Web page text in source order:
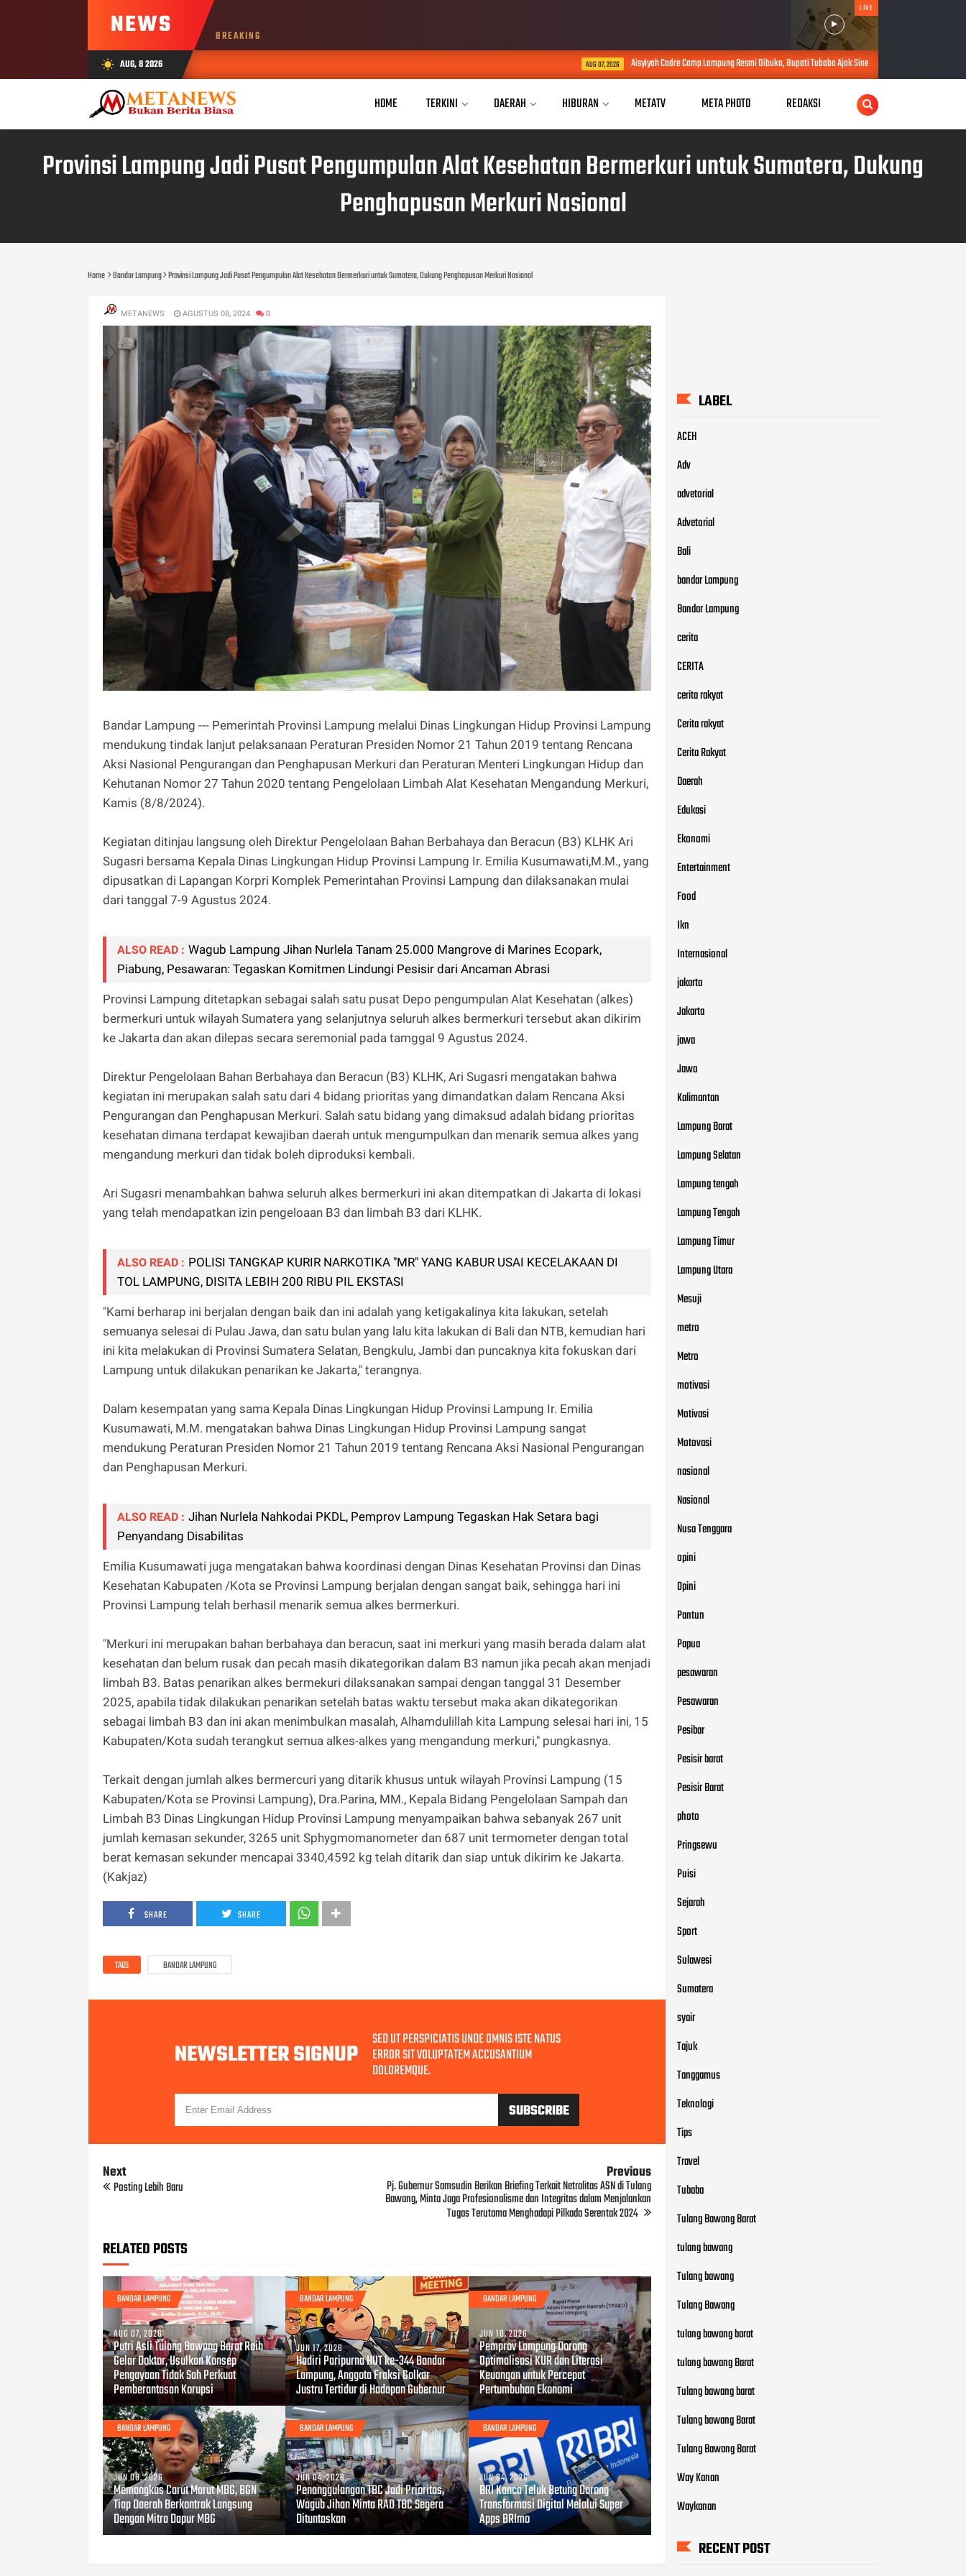
NEWS BREAKING
LIVE
wb_sunny AUG, 8 2026 Aisyiyah Cadre Camp Lampung Resmi Dibuka, Bupati Tubaba Ajak Sinergi Perkuat Pembangunan
HOME TERKINI DAERAH HIBURAN METATV META PHOTO REDAKSI
Provinsi Lampung Jadi Pusat Pengumpulan Alat Kesehatan Bermerkuri untuk Sumatera, Dukung
Penghapusan Merkuri Nasional
Home Bandar Lampung Provinsi Lampung Jadi Pusat Pengumpulan Alat Kesehatan Bermerkuri untuk Sumatera, Dukung Penghapusan Merkuri Nasional
METANEWS AGUSTUS 08, 2024 0
Bandar Lampung --- Pemerintah Provinsi Lampung melalui Dinas Lingkungan Hidup Provinsi Lampung
mendukung tindak lanjut pelaksanaan Peraturan Presiden Nomor 21 Tahun 2019 tentang Rencana
Aksi Nasional Pengurangan dan Penghapusan Merkuri dan Peraturan Menteri Lingkungan Hidup dan
Kehutanan Nomor 27 Tahun 2020 tentang Pengelolaan Limbah Alat Kesehatan Mengandung Merkuri,
Kamis (8/8/2024).
Kegiatan ditinjau langsung oleh Direktur Pengelolaan Bahan Berbahaya dan Beracun (B3) KLHK Ari
Sugasri bersama Kepala Dinas Lingkungan Hidup Provinsi Lampung Ir. Emilia Kusumawati,M.M., yang
dipusatkan di Lapangan Korpri Komplek Pemerintahan Provinsi Lampung dan dilaksanakan mulai
dari tanggal 7-9 Agustus 2024.
ALSO READ : Wagub Lampung Jihan Nurlela Tanam 25.000 Mangrove di Marines Ecopark,
Piabung, Pesawaran: Tegaskan Komitmen Lindungi Pesisir dari Ancaman Abrasi
Provinsi Lampung ditetapkan sebagai salah satu pusat Depo pengumpulan Alat Kesehatan (alkes)
bermerkuri untuk wilayah Sumatera yang selanjutnya seluruh alkes bermerkuri tersebut akan dikirim
ke Jakarta dan akan dilepas secara seremonial pada tamggal 9 Agustus 2024.
Direktur Pengelolaan Bahan Berbahaya dan Beracun (B3) KLHK, Ari Sugasri mengatakan bahwa
kegiatan ini merupakan salah satu dari 4 bidang prioritas yang dimandatkan dalam Rencana Aksi
Pengurangan dan Penghapusan Merkuri. Salah satu bidang yang dimaksud adalah bidang prioritas
kesehatan dimana terdapat kewajiban daerah untuk mengumpulkan dan menarik semua alkes yang
mengandung merkuri dan tidak boleh diproduksi kembali.
Ari Sugasri menambahkan bahwa seluruh alkes bermerkuri ini akan ditempatkan di Jakarta di lokasi
yang telah mendapatkan izin pengeloaan B3 dan limbah B3 dari KLHK.
ALSO READ : POLISI TANGKAP KURIR NARKOTIKA "MR" YANG KABUR USAI KECELAKAAN DI
TOL LAMPUNG, DISITA LEBIH 200 RIBU PIL EKSTASI
"Kami berharap ini berjalan dengan baik dan ini adalah yang ketigakalinya kita lakukan, setelah
semuanya selesai di Pulau Jawa, dan satu bulan yang lalu kita lakukan di Bali dan NTB, kemudian hari
ini kita melakukan di Provinsi Sumatera Selatan, Bengkulu, Jambi dan puncaknya kita fokuskan dari
Lampung untuk dilakukan penarikan ke Jakarta," terangnya.
Dalam kesempatan yang sama Kepala Dinas Lingkungan Hidup Provinsi Lampung Ir. Emilia
Kusumawati, M.M. mengatakan bahwa Dinas Lingkungan Hidup Provinsi Lampung sangat
mendukung Peraturan Presiden Nomor 21 Tahun 2019 tentang Rencana Aksi Nasional Pengurangan
dan Penghapusan Merkuri.
ALSO READ : Jihan Nurlela Nahkodai PKDL, Pemprov Lampung Tegaskan Hak Setara bagi
Penyandang Disabilitas
Emilia Kusumawati juga mengatakan bahwa koordinasi dengan Dinas Kesehatan Provinsi dan Dinas
Kesehatan Kabupaten /Kota se Provinsi Lampung berjalan dengan sangat baik, sehingga hari ini
Provinsi Lampung telah berhasil menarik semua alkes bermerkuri.
"Merkuri ini merupakan bahan berbahaya dan beracun, saat ini merkuri yang masih berada dalam alat
kesehatan dan belum rusak dan pecah masih dikategorikan dalam B3 namun jika pecah akan menjadi
limbah B3. Batas penarikan alkes bermekuri dilaksanakan sampai dengan tanggal 31 Desember
2025, apabila tidak dilakukan penarikan setelah batas waktu tersebut maka akan dikategorikan
sebagai limbah B3 dan ini akan menimbulkan masalah, Alhamdulillah kita Lampung selesai hari ini, 15
Kabupaten/Kota sudah terangkut semua alkes-alkes yang mengandung merkuri," pungkasnya.
Terkait dengan jumlah alkes bermercuri yang ditarik khusus untuk wilayah Provinsi Lampung (15
Kabupaten/Kota se Provinsi Lampung), Dra.Parina, MM., Kepala Bidang Pengelolaan Sampah dan
Limbah B3 Dinas Lingkungan Hidup Provinsi Lampung menyampaikan bahwa sebanyak 267 unit
jumlah kemasan sekunder, 3265 unit Sphygmomanometer dan 687 unit termometer dengan total
berat kemasan sekunder mencapai 3340,4592 kg telah ditarik dan siap untuk dikirim ke Jakarta.
(Kakjaz)
SHARE SHARE
TAGS BANDAR LAMPUNG
NEWSLETTER SIGNUP SED UT PERSPICIATIS UNDE OMNIS ISTE NATUS
ERROR SIT VOLUPTATEM ACCUSANTIUM
DOLOREMQUE.
Next
Posting Lebih Baru
Previous
Pj. Gubernur Samsudin Berikan Briefing Terkait Netralitas ASN di Tulang
Bawang, Minta Jaga Profesionalisme dan Integritas dalam Menjalankan
Tugas Terutama Menghadapi Pilkada Serentak 2024
RELATED POSTS
BANDAR LAMPUNG
AUG 07, 2026
Putri Asli Tulang Bawang Barat Raih
Gelar Doktor, Usulkan Konsep
Pengayaan Tidak Sah Perkuat
Pemberantasan Korupsi
BANDAR LAMPUNG
JUN 17, 2026
Hadiri Paripurna HUT ke-344 Bandar
Lampung, Anggota Fraksi Golkar
Justru Tertidur di Hadapan Gubernur
BANDAR LAMPUNG
JUN 10, 2026
Pemprov Lampung Dorong
Optimalisasi KUR dan Literasi
Keuangan untuk Percepat
Pertumbuhan Ekonomi
BANDAR LAMPUNG
JUN 08, 2026
Memangkas Carut Marut MBG, BGN
Tiap Daerah Berkontrak Langsung
Dengan Mitra Dapur MBG
BANDAR LAMPUNG
JUN 04, 2026
Penanggulangan TBC Jadi Prioritas,
Wagub Jihan Minta RAD TBC Segera
Dituntaskan
BANDAR LAMPUNG
JUN 04, 2026
BRI Kanca Teluk Betung Dorong
Transformasi Digital Melalui Super
Apps BRImo
LABEL
ACEH
Adv
advetorial
Advetorial
Bali
bandar Lampung
Bandar Lampung
cerita
CERITA
cerita rakyat
Cerita rakyat
Cerita Rakyat
Daerah
Edukasi
Ekonomi
Entertainment
Food
Ikn
Internasional
jakarta
Jakarta
jawa
Jawa
Kalimantan
Lampung Barat
Lampung Selatan
Lampung tengah
Lampung Tengah
Lampung Timur
Lampung Utara
Mesuji
metro
Metro
motivasi
Motivasi
Motovasi
nasional
Nasional
Nusa Tenggara
opini
Opini
Pantun
Papua
pesawaran
Pesawaran
Pesibar
Pesisir barat
Pesisir Barat
photo
Pringsewu
Puisi
Sejarah
Sport
Sulawesi
Sumatera
syair
Tajuk
Tanggamus
Teknologi
Tips
Travel
Tubaba
Tulang Bawang Barat
tulang bawang
Tulang bawang
Tulang Bawang
tulang bawang barat
tulang bawang Barat
Tulang bawang barat
Tulang bawang Barat
Tulang Bawang Barat
Way Kanan
Waykanan
RECENT POST